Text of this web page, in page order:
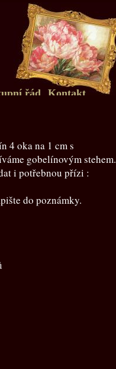
řád
Kontakt
4 oka na 1 cm s
gobelínovým stehem.
i potřebnou přízi :
do poznámky.